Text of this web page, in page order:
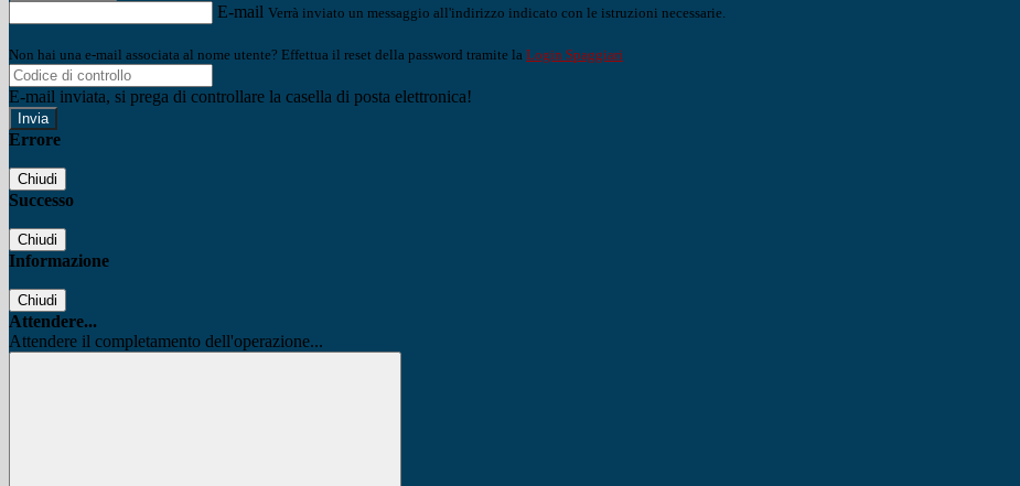
E-mail Verrà inviato un messaggio all'indirizzo indicato con le istruzioni necessarie.
Non hai una e-mail associata al nome utente? Effettua il reset della password tramite la Login Spaggiari
E-mail inviata, si prega di controllare la casella di posta elettronica!
Errore
Chiudi
Successo
Chiudi
Informazione
Chiudi
Attendere...
Attendere il completamento dell'operazione...